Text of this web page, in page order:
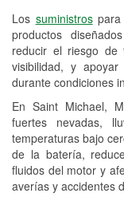
Los suministrospara
productos
reducir el riesgo
visibilidad, y
durante condiciones
En Saint Michael,
fuertes nevadas,
temperaturas bajo
de la batería,
fluidos del motor y
averías y accidentes
freno